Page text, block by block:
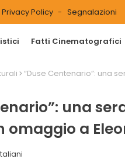
Privacy Policy Segnalazioni
Fatti Cinematografici
“Duse Centenario”: una
una
omaggio a